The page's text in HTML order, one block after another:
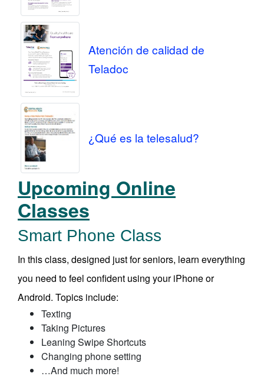
Atención de calidad de
Teladoc
¿Qué es la telesalud?
Upcoming Online
Classes
Smart Phone Class
In this class, designed just for seniors, learn everything
you need to feel confident using your iPhone or
Android. Topics include:
Texting
Taking Pictures
Leaning Swipe Shortcuts
Changing phone setting
…And much more!